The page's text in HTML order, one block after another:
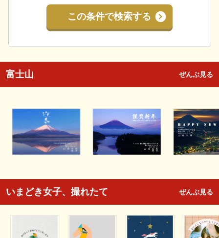
この条件で検索する
富士山 ぜんぶ見る
いまどき女子、撮れたて ぜんぶ見る